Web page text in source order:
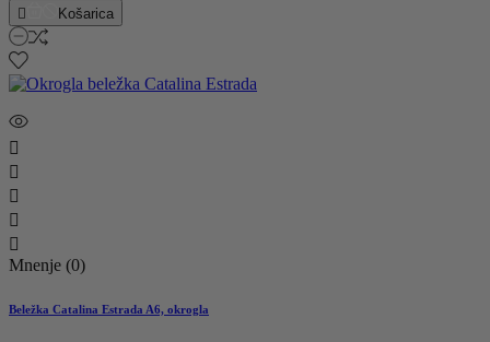
 Košarica





Mnenje (0)
Beležka Catalina Estrada A6, okrogla